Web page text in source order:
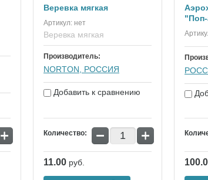
+
Веревка мягкая
Артикул: нет
Веревка мягкая
Производитель:
NORTON, РОССИЯ
Добавить к сравнению
Количество: − +
11.00 руб.